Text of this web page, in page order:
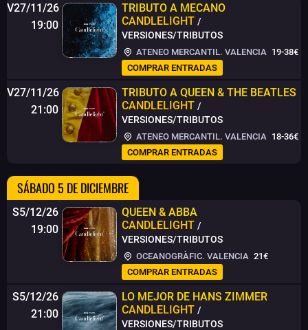
V27/11/26
19:00
TRIBUTO A MECANO
CANDLELIGHT /
VERSIONES/TRIBUTOS
ATENEO MERCANTIL. VALENCIA 19-38€
COMPRAR ENTRADAS
V27/11/26
21:00
TRIBUTO A QUEEN & THE BEATLES
CANDLELIGHT /
VERSIONES/TRIBUTOS
ATENEO MERCANTIL. VALENCIA 18-36€
COMPRAR ENTRADAS
SÁBADO 5 DE DICIEMBRE
S5/12/26
19:00
QUEEN & ABBA
CANDLELIGHT /
VERSIONES/TRIBUTOS
OCEANOGRÀFIC. VALENCIA 21€
COMPRAR ENTRADAS
S5/12/26
21:00
LO MEJOR DE HANS ZIMMER
CANDLELIGHT /
VERSIONES/TRIBUTOS